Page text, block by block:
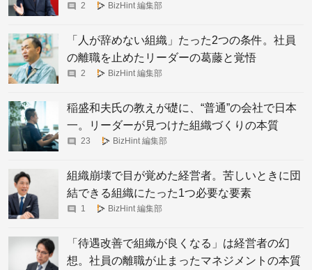
2 BizHint 編集部
「人が辞めない組織」たった2つの条件。社員
の離職を止めたリーダーの葛藤と覚悟
2 BizHint 編集部
稲盛和夫氏の教えが礎に、“普通”の会社で日本
一。リーダーが見つけた組織づくりの本質
23 BizHint 編集部
組織崩壊で目が覚めた経営者。苦しいときに団
結できる組織にたった1つ必要な要素
1 BizHint 編集部
「待遇改善で組織が良くなる」は経営者の幻
想。社員の離職が止まったマネジメントの本質